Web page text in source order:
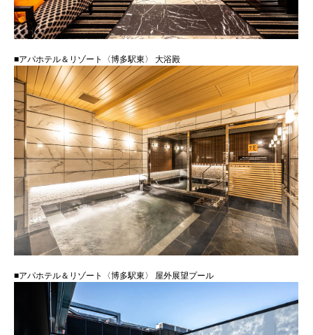
■アパホテル＆リゾート〈博多駅東〉 大浴殿
■アパホテル＆リゾート〈博多駅東〉 屋外展望プール